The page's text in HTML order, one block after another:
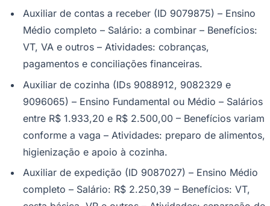
Auxiliar de contas a receber (ID 9079875) – Ensino
Médio completo – Salário: a combinar – Benefícios:
VT, VA e outros – Atividades: cobranças,
pagamentos e conciliações financeiras.
Auxiliar de cozinha (IDs 9088912, 9082329 e
9096065) – Ensino Fundamental ou Médio – Salários
entre R$ 1.933,20 e R$ 2.500,00 – Benefícios variam
conforme a vaga – Atividades: preparo de alimentos,
higienização e apoio à cozinha.
Auxiliar de expedição (ID 9087027) – Ensino Médio
completo – Salário: R$ 2.250,39 – Benefícios: VT,